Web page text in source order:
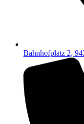
Bahnhofplatz 2,